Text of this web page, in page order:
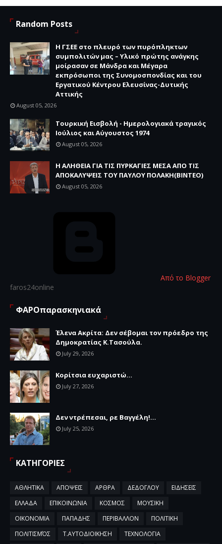
Random Posts
H ΓΣΕΕ στο πλευρό των πυρόπληκτων
συμπολιτών μας – Υλικό πρώτης ανάγκης
μοίρασαν σε Μάνδρα και Μέγαρα
εκπρόσωποι της Συνομοσπονδίας και του
Εργατικού Κέντρου Ελευσίνας-Δυτικής
Αττικής
August 05, 2026
Τουρκική Εισβολή - Ημερολογιακά τραγικός
Ιούλιος και Αύγουστος 1974
August 05, 2026
Η ΑΛΗΘΕΙΑ ΓΙΑ ΤΙΣ ΠΥΡΚΑΓΙΕΣ ΜΕΣΑ ΑΠΟ ΤΙΣ
ΑΠΟΚΑΛΥΨΕΙΣ ΤΟΥ ΠΑΥΛΟΥ ΠΟΛΑΚΗ(ΒΙΝΤΕΟ)
August 05, 2026
Από το Blogger
faros24online
ΦΑΡΟπαρασκηνιακά
Έλενα Ακρίτα: Δεν σέβομαι τον πρόεδρο της
Δημοκρατίας Κ.Τασούλα.
July 29, 2026
Κορίτσια ευχαριστώ...
July 27, 2026
Δεν ντρέπεσαι, ρε Βαγγέλη!...
July 25, 2026
ΚΑΤΗΓΟΡΙΕΣ
ΑΘΛΗΤΙΚΑ ΑΠΟΨΕΙΣ ΑΡΘΡΑ ΔΕΔΟΓΛΟΥ
ΕΙΔΗΣΕΙΣ
ΕΛΛΑΔΑ
ΕΠΙΚΟΙΝΩΝΙΑ ΚΟΣΜΟΣ
ΜΟΥΣΙΚΗ
ΟΙΚΟΝΟΜΙΑ
ΠΑΠΑΔΗΣ ΠΕΡΙΒΑΛΛΟΝ
ΠΟΛΙΤΙΚΗ
ΠΟΛΙΤΙΣΜΌΣ
Τ.ΑΥΤΟΔΙΟΙΚΗΣΗ
ΤΕΧΝΟΛΟΓΙΑ